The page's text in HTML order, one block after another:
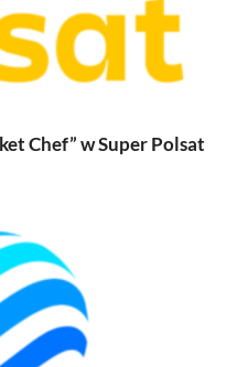
Chef” w Super Polsat